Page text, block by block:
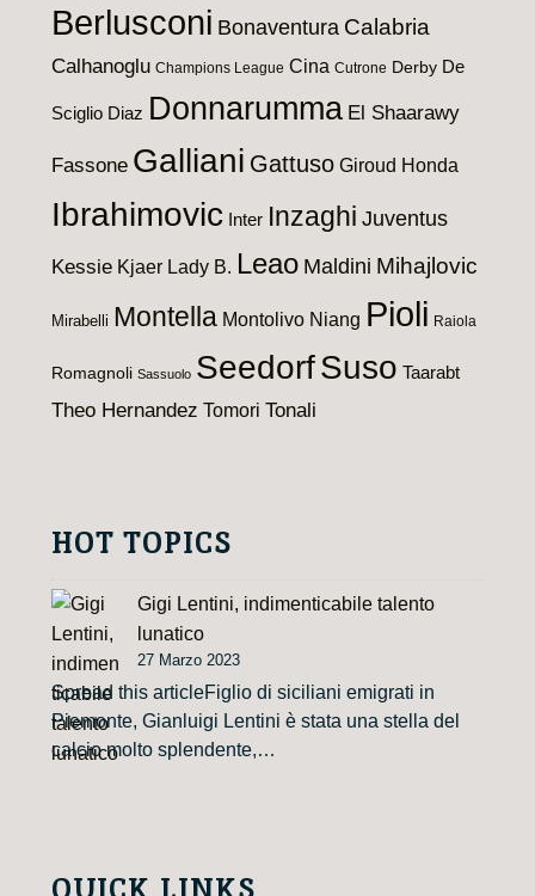
Berlusconi Bonaventura Calabria
Calhanoglu Champions League Cina Cutrone Derby De
Sciglio Diaz Donnarumma El Shaarawy
Fassone Galliani Gattuso Giroud Honda
Ibrahimovic Inter Inzaghi Juventus
Kessie Kjaer Lady B. Leao Maldini Mihajlovic
Mirabelli Montella Montolivo Niang Pioli Raiola
Romagnoli Sassuolo SeedorfSuso Taarabt
Theo Hernandez Tomori Tonali
HOT TOPICS
Gigi Lentini, indimenticabile talento
lunatico
27 Marzo 2023
Spread this articleFiglio di siciliani emigrati in
Piemonte, Gianluigi Lentini è stata una stella del
calcio molto splendente,…